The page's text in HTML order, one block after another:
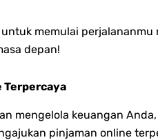
memulai
depan!
Terpercaya
mengelola keuangan
pinjaman online